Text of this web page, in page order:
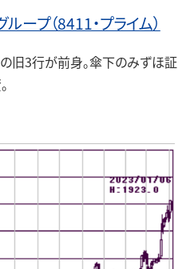
ープ（8411・プライム）
旧3行が前身。傘下のみずほ証